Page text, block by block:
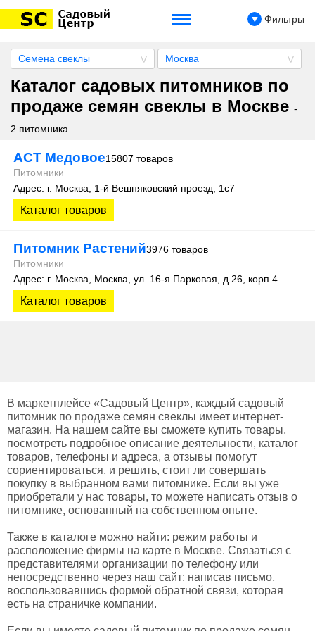
Фильтры
Семена свеклы Москва
Каталог садовых питомников по
продаже семян свеклы в Москве -
2 питомника
АСТ Медовое15807 товаров
Питомники
Адрес: г. Москва, 1-й Вешняковский проезд, 1с7
Каталог товаров
Питомник Растений3976 товаров
Питомники
Адрес: г. Москва, Москва, ул. 16-я Парковая, д.26, корп.4
Каталог товаров
В маркетплейсе «Садовый Центр», каждый садовый
питомник по продаже семян свеклы имеет интернет-
магазин. На нашем сайте вы сможете купить товары,
посмотреть подробное описание деятельности, каталог
товаров, телефоны и адреса, а отзывы помогут
сориентироваться, и решить, стоит ли совершать
покупку в выбранном вами питомнике. Если вы уже
приобретали у нас товары, то можете написать отзыв о
питомнике, основанный на собственном опыте.
Также в каталоге можно найти: режим работы и
расположение фирмы на карте в Москве. Связаться с
представителями организации по телефону или
непосредственно через наш сайт: написав письмо,
воспользовавшись формой обратной связи, которая
есть на страничке компании.